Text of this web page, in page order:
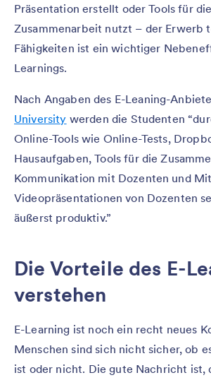
Präsentation erstellt oder Tools für
Zusammenarbeit nutzt – der Erwerb
Fähigkeiten ist ein wichtiger
Learnings.
Nach Angaben des E-Leaning-
University werden die Studenten
Online-Tools wie Online-Tests,
Hausaufgaben, Tools für die
Kommunikation mit Dozenten und
Videopräsentationen von Dozenten
äußerst produktiv.”
Die Vorteile des E-
verstehen
E-Learning ist noch ein recht neues
Menschen sind sich nicht sicher, ob
ist oder nicht. Die gute Nachricht ist,